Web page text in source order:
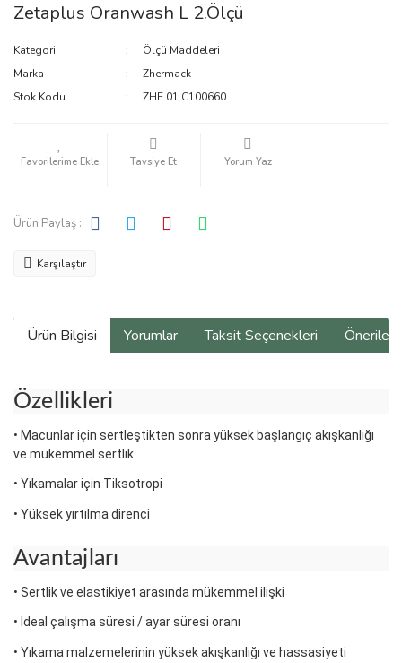
Zetaplus Oranwash L 2.Ölçü
Kategori
Ölçü Maddeleri
Marka
Zhermack
Stok Kodu
ZHE.01.C100660
Tavsiye Et Yorum Yaz
Ürün Paylaş :
Karşılaştır
Ürün Bilgisi Yorumlar Taksit Seçenekleri
Özellikleri
• Macunlar için sertleştikten sonra yüksek başlangıç ​​akışkanlığı
ve mükemmel sertlik
• Yıkamalar için Tiksotropi
• Yüksek yırtılma direnci
Avantajları
• Sertlik ve elastikiyet arasında mükemmel ilişki
• İdeal çalışma süresi / ayar süresi oranı
• Yıkama malzemelerinin yüksek akışkanlığı ve hassasiyeti